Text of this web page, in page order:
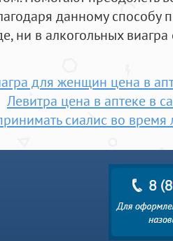
данному
ни в алкогольных виагра
для женщин цена в
Левитра цена в аптеке в
сиалис во время